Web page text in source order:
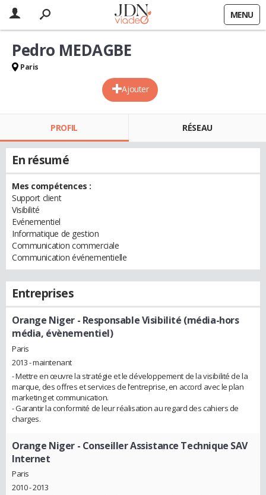
MENU
Ajouter
Pedro MEDAGBE
Paris
PROFIL RÉSEAU
En résumé
Mes compétences :
Support client
Visibilité
Evénementiel
Informatique de gestion
Communication commerciale
Communication événementielle
Entreprises
Orange Niger- Responsable Visibilité (média-hors
média, évènementiel)
Paris
2013 - maintenant
- Mettre en œuvre la stratégie et le développement de la visibilité de la
marque, des offres et services de l’entreprise, en accord avec le plan
marketing et communication.
- Garantir la conformité de leur réalisation au regard des cahiers de
charges.
Orange Niger- Conseiller Assistance Technique SAV
Internet
Paris
2010 - 2013